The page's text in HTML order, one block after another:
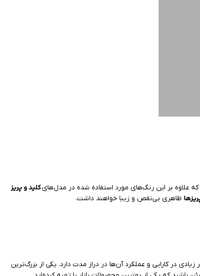
علاوه بر این رنگ‌های مورد استفاده شده در مدل‌هایکلید و پریز
ظاهری بی‌نقص و زیبا خواهند داشت.
زیادی در کارایی و عملکرد آن‌ها در دراز مدت دارد. یکی از بزرگ‌ترین